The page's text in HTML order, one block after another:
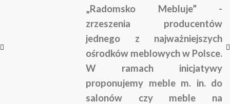
„Radomsko Mebluje” -
zrzeszenia producentów
jednego z najważniejszych
ośrodków meblowych w Polsce.
W ramach inicjatywy
proponujemy meble m. in. do
salonów czy meble na